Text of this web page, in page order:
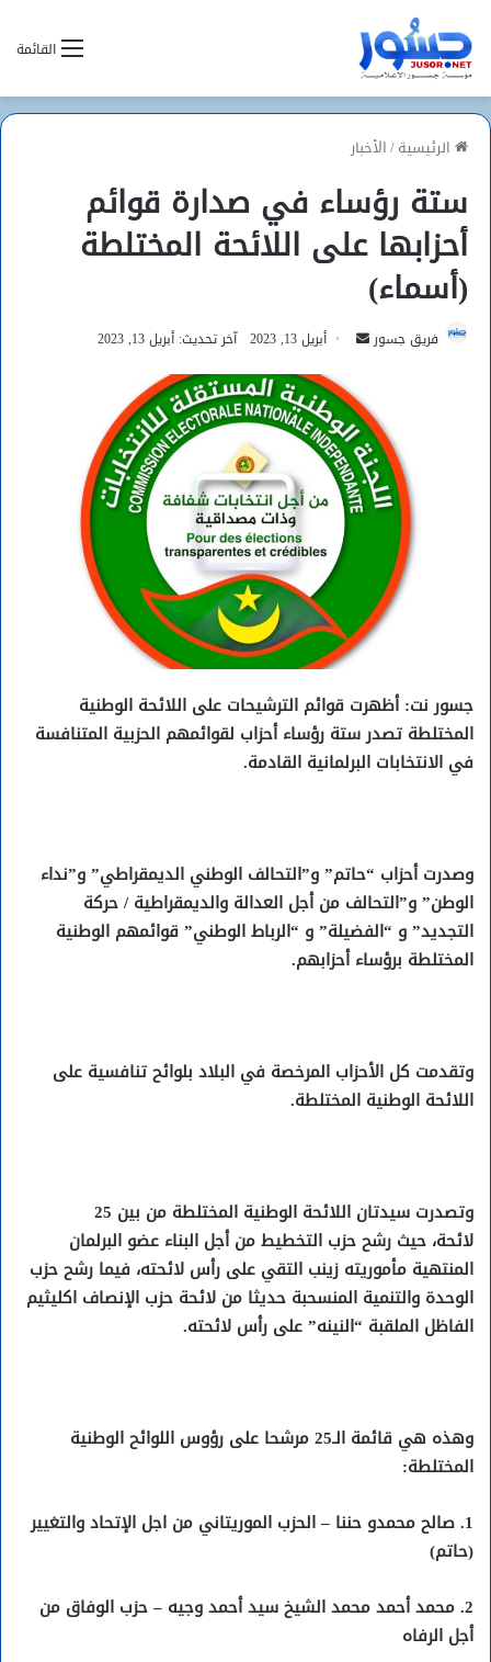
القائمة
الرئيسية/الأخبار
ستة رؤساء في صدارة قوائم
أحزابها على اللائحة المختلطة
(أسماء)
فريق جسور
أرسل
إلكترونيا
أبريل 13, 2023 آخر تحديث: أبريل 13, 2023
جسور نت: أظهرت قوائم الترشيحات على اللائحة الوطنية
المختلطة تصدر ستة رؤساء أحزاب لقوائمهم الحزبية المتنافسة
في الانتخابات البرلمانية القادمة.
وصدرت أحزاب “حاتم” و”التحالف الوطني الديمقراطي” و”نداء
الوطن” و”التحالف من أجل العدالة والديمقراطية / حركة
التجديد” و “الفضيلة” و “الرباط الوطني” قوائمهم الوطنية
المختلطة برؤساء أحزابهم.
وتقدمت كل الأحزاب المرخصة في البلاد بلوائح تنافسية على
اللائحة الوطنية المختلطة.
وتصدرت سيدتان اللائحة الوطنية المختلطة من بين 25
لائحة، حيث رشح حزب التخطيط من أجل البناء عضو البرلمان
المنتهية مأموريته زينب التقي على رأس لائحته، فيما رشح حزب
الوحدة والتنمية المنسحبة حديثا من لائحة حزب الإنصاف اكليثيم
الفاظل الملقبة “النينه” على رأس لائحته.
وهذه هي قائمة الـ25 مرشحا على رؤوس اللوائح الوطنية
المختلطة:
1. صالح محمدو حننا – الحزب الموريتاني من اجل الإتحاد والتغيير
(حاتم)
2. محمد أحمد محمد الشيخ سيد أحمد وجيه – حزب الوفاق من
أجل الرفاه